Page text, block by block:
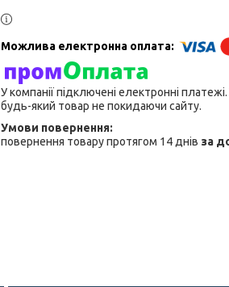
У компанії підключені електронні
будь-який товар не покидаючи сайту.
повернення товару протягом 14 днів за